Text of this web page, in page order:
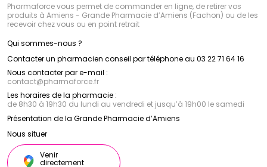
Pharmaforce vous permet de commander en ligne, de retirer vos
produits à Amiens - Grande Pharmacie d’Amiens (Fachon) ou de les
recevoir chez vous ou en point retrait
Qui sommes-nous ?
Contacter un pharmacien conseil par téléphone au 03 22 71 64 16
Nous contacter par e-mail :
contact@pharmaforce.fr
Les horaires de la pharmacie :
de 8h30 à 19h30 du lundi au vendredi et jusqu’à 19h00 le samedi
Présentation de la Grande Pharmacie d’Amiens
Nous situer
Venir
directement